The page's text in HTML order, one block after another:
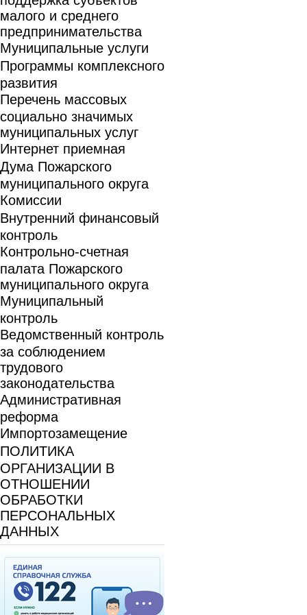
малого и среднего
предпринимательства
Муниципальные услуги
Программы комплексного
развития
Перечень массовых
социально значимых
муниципальных услуг
Интернет приемная
Дума Пожарского
муниципального округа
Комиссии
Внутренний финансовый
контроль
Контрольно-счетная
палата Пожарского
муниципального округа
Муниципальный
контроль
Ведомственный контроль
за соблюдением
трудового
законодательства
Административная
реформа
Импортозамещение
ПОЛИТИКА
ОРГАНИЗАЦИИ В
ОТНОШЕНИИ
ОБРАБОТКИ
ПЕРСОНАЛЬНЫХ
ДАННЫХ